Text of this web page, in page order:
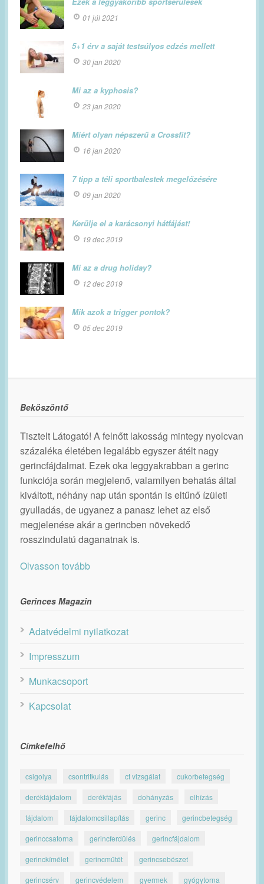
01 júl 2021
5+1 érv a saját testsúlyos edzés mellett
30 jan 2020
Mi az a kyphosis?
23 jan 2020
Miért olyan népszerű a Crossfit?
16 jan 2020
7 tipp a téli sportbalestek megelőzésére
09 jan 2020
Kerülje el a karácsonyi hátfájást!
19 dec 2019
Mi az a drug holiday?
12 dec 2019
Mik azok a trigger pontok?
05 dec 2019
Beköszöntő
Tisztelt Látogató! A felnőtt lakosság mintegy nyolcvan
százaléka életében legalább egyszer átélt nagy
gerincfájdalmat. Ezek oka leggyakrabban a gerinc
funkciója során megjelenő, valamilyen behatás által
kiváltott, néhány nap után spontán is eltűnő ízületi
gyulladás, de ugyanez a panasz lehet az első
megjelenése akár a gerincben növekedő
rosszindulatú daganatnak is.
Olvasson tovább
Gerinces Magazin
Adatvédelmi nyilatkozat
Impresszum
Munkacsoport
Kapcsolat
Címkefelhő
csigolya csontritkulás ct vizsgálat cukorbetegség
derékfájdalom derékfájás dohányzás elhízás
fájdalom fájdalomcsillapítás gerinc gerincbetegség
gerinccsatorna gerincferdülés gerincfájdalom
gerinckímélet gerincműtét gerincsebészet
gerincsérv gerincvédelem gyermek gyógytorna